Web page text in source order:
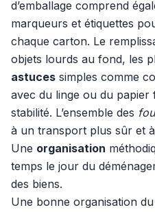
d’emballage comprend
marqueurs et étiquettes
chaque carton. Le
objets lourds au fond, les
astuces simples comme
avec du linge ou du
stabilité. L’ensemble des
à un transport plus sûr et
Une organisation
temps le jour du
des biens.
Une bonne organisation